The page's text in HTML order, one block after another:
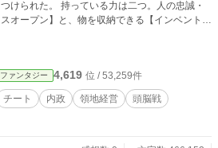
は二つ。人の忠誠・
オープン】と、物を収納できる【インベント
物流の
信用値。味方は皮肉屋の元書記官、寡黙な警備
ような元犯罪者、そして隣で手を握る同い年の
ファンタジー 4,619 位 / 53,259件
チート 内政 領地経営
頭脳戦